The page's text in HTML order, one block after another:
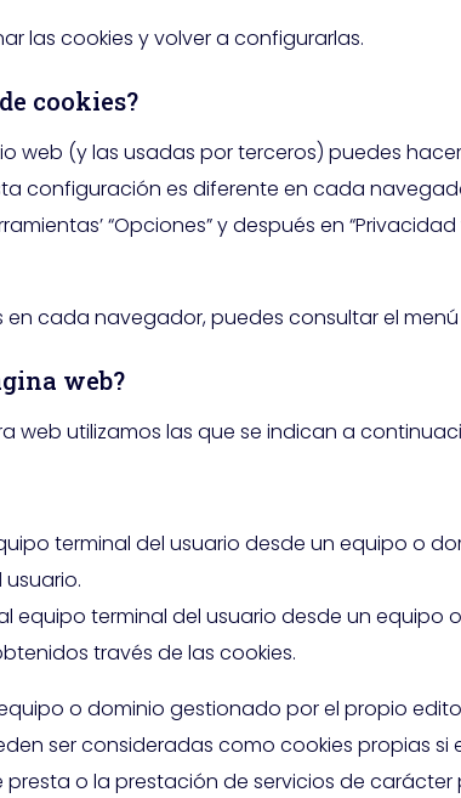
las cookies y volver a configurarlas.
cookies?
web (y las usadas por terceros) puedes
configuración es diferente en cada
“Opciones” y después en
cada navegador, puedes consultar el menú
web?
web utilizamos las que se indican a
terminal del usuario desde un equipo o
equipo terminal del usuario desde un
través de las cookies.
o dominio gestionado por el propio
ser consideradas como cookies propias si
o la prestación de servicios de